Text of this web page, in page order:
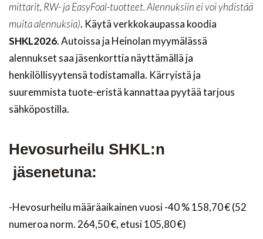
mittarit, RW- ja EasyFoal-tuotteet. Alennuksiin ei voi yhdistää
muita alennuksia). Käytä verkkokaupassa koodia
SHKL2026. Autoissa ja Heinolan myymälässä
alennukset saa jäsenkorttia näyttämällä ja
henkilöllisyytensä todistamalla. Kärryistä ja
suuremmista tuote-eristä kannattaa pyytää tarjous
sähköpostilla.
Hevosurheilu SHKL:n
jäsenetuna:
-Hevosurheilu määräaikainen vuosi -40 % 158,70 € (52
numeroa norm. 264,50 €, etusi 105,80 €)